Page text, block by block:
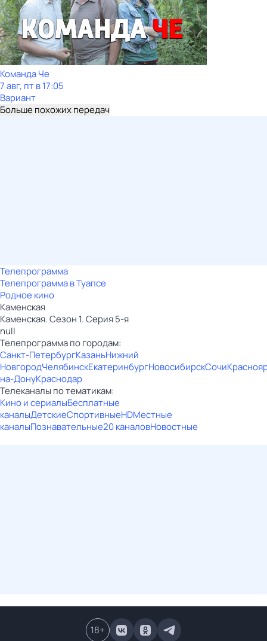
Команда Че
7 авг, пт в 17:05
Вариант
Больше похожих передач
Телепрограмма
Телепрограмма в Туапсе
Родное кино
Каменская
Каменская. Сезон 1. Серия 5-я
null
Телепрограмма по городам:
Санкт-ПетербургКазаньНижний
НовгородЧелябинскЕкатеринбургНовосибирскСочи
на-ДонуКраснодар
Телеканалы по тематикам:
Кино и сериалыБесплатные
каналыДетскиеСпортивныеHDМестные
каналыПознавательные20 каналовНовостные
18+